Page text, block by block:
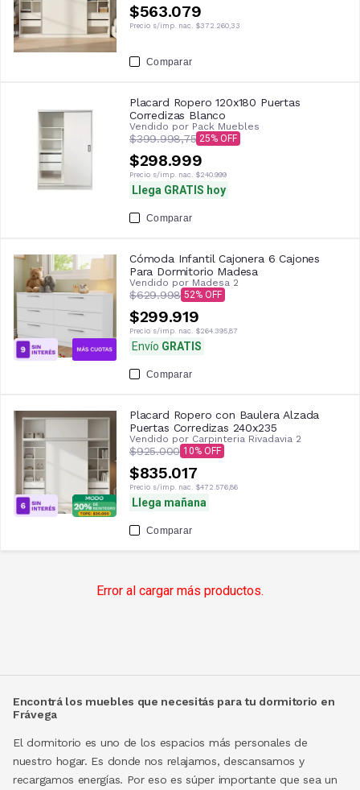
$563.079
Precio s/imp. nac. $372.260,33
Comparar
Placard Ropero 120x180 Puertas
Corredizas Blanco
Vendido por Pack Muebles
$399.998,75 25
$298.999
Precio s/imp. nac. $240.999
Llega GRATIS hoy
Comparar
Cómoda Infantil Cajonera 6 Cajones
Para Dormitorio Madesa
Vendido por Madesa 2
$629.998 52
$299.919
Precio s/imp. nac. $264.395,87
Envío GRATIS
Comparar
Placard Ropero con Baulera Alzada
Puertas Corredizas 240x235
Vendido por Carpinteria Rivadavia 2
$925.000 10
$835.017
Precio s/imp. nac. $472.576,86
Llega mañana
Comparar
Error al cargar más productos.
Encontrá los muebles que necesitás para tu dormitorio en
Frávega
El dormitorio es uno de los espacios más personales de
nuestro hogar. Es donde nos relajamos, descansamos y
recargamos energías. Por eso es súper importante que sea un